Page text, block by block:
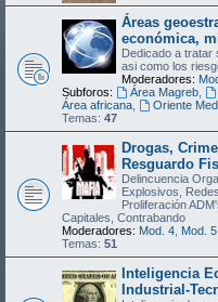
Áreas
económica,
Dedicado a tratar
asi como los
Moderadores:
Subforos:
Área Magreb,
Área africana
Oriente
Temas: 47
Drogas,
Resguardo
Delincuencia
Explosivos,
Proliferación
Capitales, Contrabando
Moderadores: Mod. 4 Mod. 5
Temas: 51
Inteligencia
Industrial-